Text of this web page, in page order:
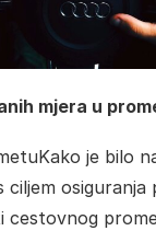
mjera u
je bilo
ciljem osiguranja
cestovnog